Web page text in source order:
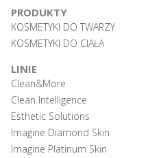
PRODUKTY
KOSMETYKI DO TWARZY
KOSMETYKI DO CIAŁA
LINIE
Clean&More
Clean Intelligence
Esthetic Solutions
Imagine Diamond Skin
Imagine Platinum Skin